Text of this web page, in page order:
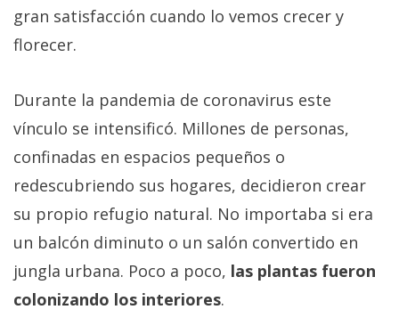
Sorteos
Contacto
/
Sobre
nosotros
/
Publicidad
Cambiar
opciones
gran satisfacción cuando lo vemos crecer y
florecer.
Durante la pandemia de coronavirus este
vínculo se intensificó. Millones de personas,
confinadas en espacios pequeños o
redescubriendo sus hogares, decidieron crear
su propio refugio natural. No importaba si era
un balcón diminuto o un salón convertido en
jungla urbana. Poco a poco, las plantas fueron
colonizando los interiores.